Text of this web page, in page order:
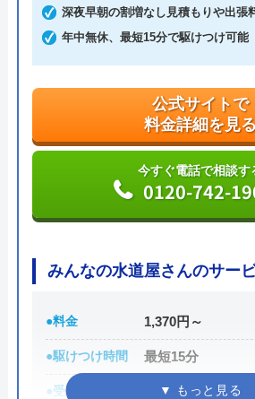
分でお客様の元にスタッフが駆け
積もりキャンセルは0円、深夜早
自社研修を実施しているため、
トラブルの原因や作業例などが
れており、依頼の際も安心できま
つにしてみてください。
ちなみに、電話で連絡した際に「
伝えると作業料金が2,000円割引
際には必ず「サイトを見た」と伝
公式サイトで
深夜早朝の割増なし見積もりや出張
年中無休、最短15分で駆けつけ可能
公式サイトで
料金詳細を見
今すぐ電話で相談す
0120-742-
みんなの水道屋さんのサー
●料金 1,370円～
●駆けつけ時間 最短15分
●受付時間 24時間